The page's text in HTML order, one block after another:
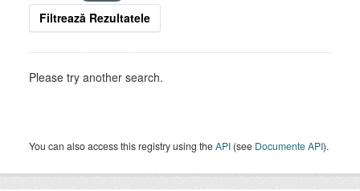
Filtrează Rezultatele
Please try another search.
You can also access this registry using theAPI (see Documente API).